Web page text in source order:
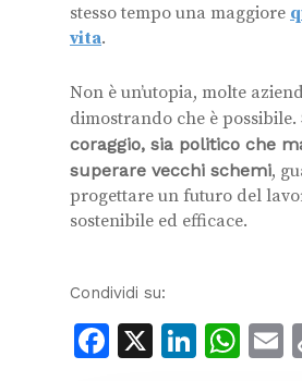
stesso tempo una maggiore
vita.
Non è un’utopia, molte
dimostrando che è possibile.
coraggio, sia politico che
superare vecchi schemi,
progettare un futuro del
sostenibile ed efficace.
Condividi su:
Facebook
X